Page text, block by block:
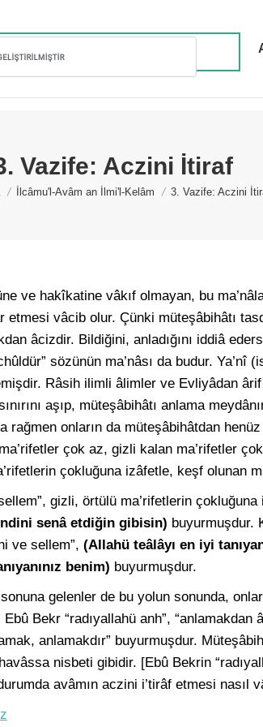
Vazife: Aczini İtiraf
here:
İlcâmu'l-Avâm an İlmi'l-Kelâm 3. Vazife: Aczini
ve hakîkatine vâkıf olmayan, bu
etmesi vâcib olur. Çünki müteşâbihâtı
âcizdir. Bildiğini, anladığını iddiâ
sözünün ma’nâsı da budur. Ya’nî
Râsih ilimli âlimler ve Evliyâdan
aşıp, müteşâbihâtı anlama
onların da müteşâbihâtdan henüz
çok az, gizli kalan ma’rifetler
çokluğuna izâfetle, keşf olunan
gizli, örtülü ma’rifetlerin çokluğuna
senâ etdiğin gibisin) buyurmuşdur.
ve sellem”, (Allahü teâlâyı en iyi
benim) buyurmuşdur.
gelenler de bu yolun sonunda,
Bekr “radıyallahü anh”, “anlamakdan
anlamakdır” buyurmuşdur.
nisbeti gibidir. [Ebû Bekrin
avâmın aczini i’tirâf etmesi nasıl